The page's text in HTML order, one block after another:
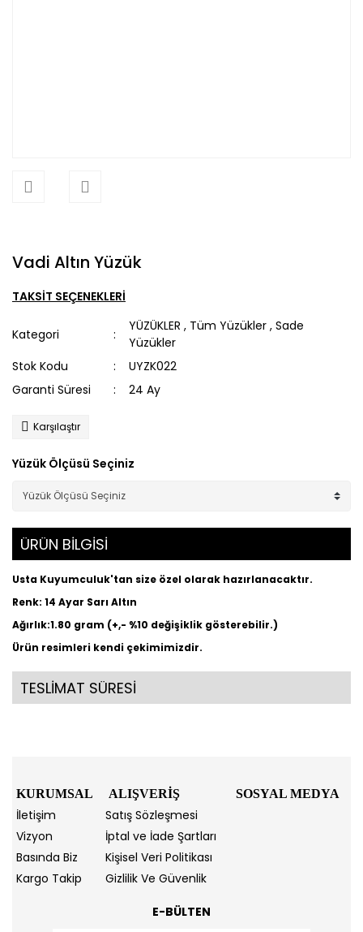
Vadi Altın Yüzük
TAKSİT SEÇENEKLERİ
Kategori
YÜZÜKLER , Tüm Yüzükler ,Sade
Yüzükler
Stok Kodu
UYZK022
Garanti Süresi
24 Ay
Karşılaştır
Yüzük Ölçüsü Seçiniz
ÜRÜN BİLGİSİ
Usta Kuyumculuk'tan size özel olarak hazırlanacaktır.
Renk: 14 Ayar Sarı Altın
Ağırlık:1.80 gram (+,- %10 değişiklik gösterebilir.)
Ürün resimleri kendi çekimimizdir.
TESLİMAT SÜRESİ
KURUMSAL ALIŞVERİŞ SOSYAL MEDYA
İletişim
Satış Sözleşmesi
Vizyon
İptal ve İade Şartları
Basında Biz
Kişisel Veri Politikası
Kargo Takip
Gizlilik Ve Güvenlik
E-BÜLTEN